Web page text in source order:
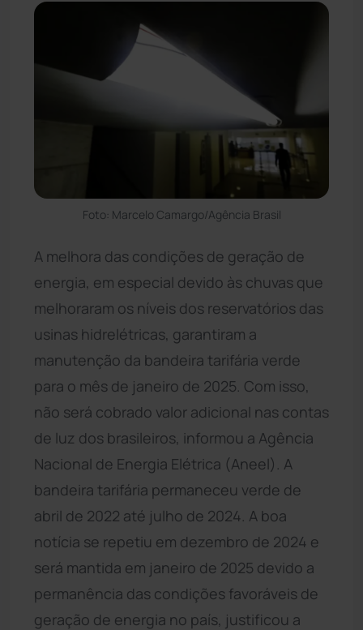
Foto: Marcelo Camargo/Agência Brasil
A melhora das condições de geração de
energia, em especial devido às chuvas que
melhoraram os níveis dos reservatórios das
usinas hidrelétricas, garantiram a
manutenção da bandeira tarifária verde
para o mês de janeiro de 2025. Com isso,
não será cobrado valor adicional nas contas
de luz dos brasileiros, informou a Agência
Nacional de Energia Elétrica (Aneel). A
bandeira tarifária permaneceu verde de
abril de 2022 até julho de 2024. A boa
notícia se repetiu em dezembro de 2024 e
será mantida em janeiro de 2025 devido a
permanência das condições favoráveis de
geração de energia no país, justificou a